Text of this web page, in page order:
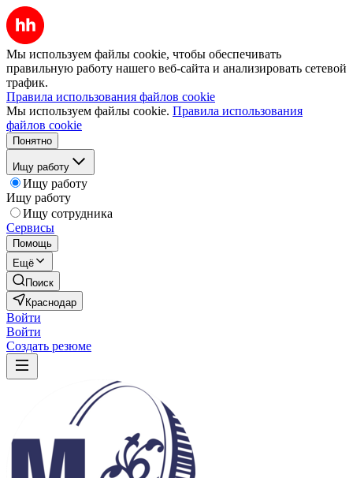
Мы используем файлы cookie, чтобы обеспечивать
правильную работу нашего веб-сайта и анализировать сетевой
трафик.
Правила использования файлов cookie
Мы используем файлы cookie. Правила использования
файлов cookie
Понятно
Ищу работу
Ищу работу
Ищу работу
Ищу сотрудника
Сервисы
Помощь
Ещё
Поиск
Краснодар
Войти
Войти
Создать резюме